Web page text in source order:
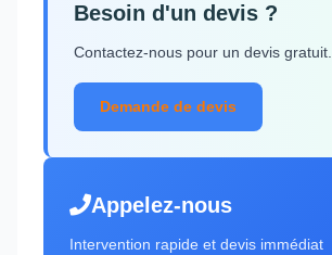
Besoin d'un devis ?
Contactez-nous pour un devis gratuit.
Demande de devis
Appelez-nous
Intervention rapide et devis immédiat